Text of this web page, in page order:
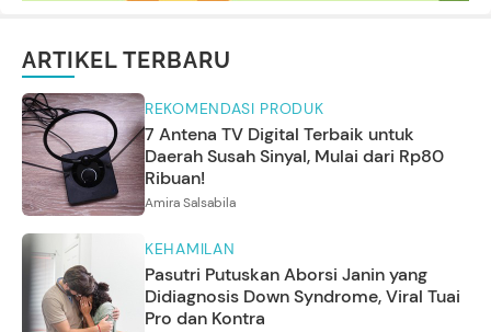
ARTIKEL TERBARU
REKOMENDASI PRODUK
7 Antena TV Digital Terbaik untuk
Daerah Susah Sinyal, Mulai dari Rp80
Ribuan!
Amira Salsabila
KEHAMILAN
Pasutri Putuskan Aborsi Janin yang
Didiagnosis Down Syndrome, Viral Tuai
Pro dan Kontra